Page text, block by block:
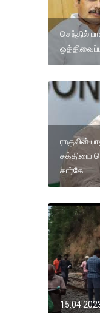
செந்தில்
ராகுலின்
சக்தியை
கார்கே